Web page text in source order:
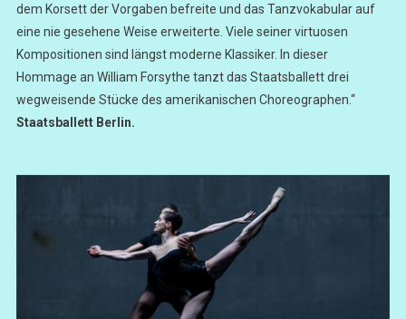
dem Korsett der Vorgaben befreite und das Tanzvokabular auf
eine nie gesehene Weise erweiterte. Viele seiner virtuosen
Kompositionen sind längst moderne Klassiker. In dieser
Hommage an William Forsythe tanzt das Staatsballett drei
wegweisende Stücke des amerikanischen Choreographen.“
Staatsballett Berlin.